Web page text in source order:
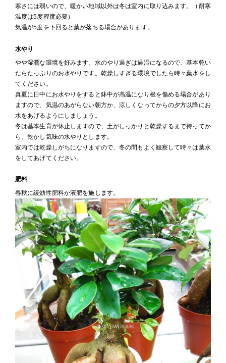
寒さには弱いので、暖かい地域以外は冬は室内に取り込みます。（耐寒
温度は5度程度必要）
気温が5度を下回ると葉が落ちる場合があります。
水やり
やや湿潤な環境を好みます。水のやり過ぎは過湿になるので、基本乾い
たらたっぷりのお水やりです。乾燥しすぎる環境でしたら時々葉水をし
てください。
真夏に日中にお水やりをすると鉢中が高温になり根を傷める場合があり
ますので、気温のあがらない朝方か、涼しくなってからの夕方以降にお
水をあげるようにしましょう。
冬は基本生育が休止しますので、土がしっかりと乾燥するまで待ってか
ら、乾かし気味の水やりとします。
室内では乾燥しがちになりますので、冬の間もよく観察して時々は葉水
をしてあげてください。
肥料
春秋に緩効性肥料か液肥を施します。